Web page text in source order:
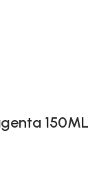
150ML